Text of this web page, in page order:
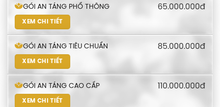
GÓI AN TÁNG PHỔ THÔNG 65.000.000đ
XEM CHI TIẾT
GÓI AN TÁNG TIÊU CHUẨN 85.000.000đ
XEM CHI TIẾT
GÓI AN TÁNG CAO CẤP 110.000.000đ
XEM CHI TIẾT